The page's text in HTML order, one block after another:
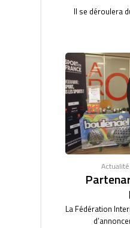
Il se déroulera
La Fédération